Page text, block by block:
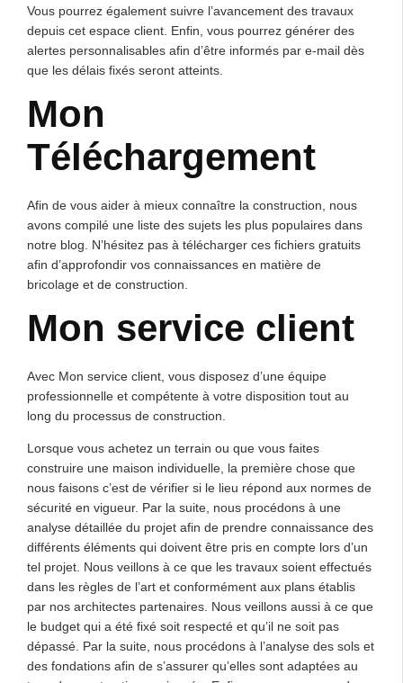
Vous pourrez également suivre l’avancement des travaux
depuis cet espace client. Enfin, vous pourrez générer des
alertes personnalisables afin d’être informés par e-mail dès
que les délais fixés seront atteints.
Mon
Téléchargement
Afin de vous aider à mieux connaître la construction, nous
avons compilé une liste des sujets les plus populaires dans
notre blog. N’hésitez pas à télécharger ces fichiers gratuits
afin d’approfondir vos connaissances en matière de
bricolage et de construction.
Mon service client
Avec Mon service client, vous disposez d’une équipe
professionnelle et compétente à votre disposition tout au
long du processus de construction.
Lorsque vous achetez un terrain ou que vous faites
construire une maison individuelle, la première chose que
nous faisons c’est de vérifier si le lieu répond aux normes de
sécurité en vigueur. Par la suite, nous procédons à une
analyse détaillée du projet afin de prendre connaissance des
différents éléments qui doivent être pris en compte lors d’un
tel projet. Nous veillons à ce que les travaux soient effectués
dans les règles de l’art et conformément aux plans établis
par nos architectes partenaires. Nous veillons aussi à ce que
le budget qui a été fixé soit respecté et qu’il ne soit pas
dépassé. Par la suite, nous procédons à l’analyse des sols et
des fondations afin de s’assurer qu’elles sont adaptées au